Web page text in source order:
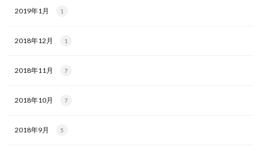
2019年1月 1
2018年12月 1
2018年11月 7
2018年10月 7
2018年9月 5